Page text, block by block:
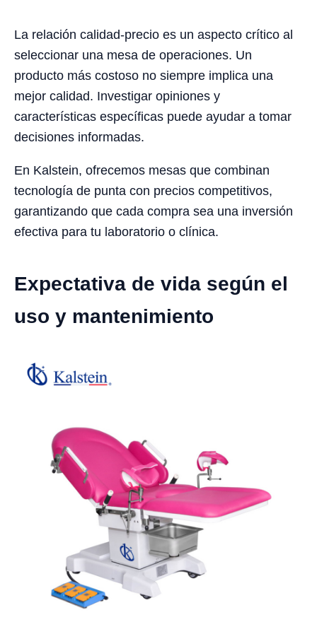
La relación calidad-precio es un aspecto crítico al
seleccionar una mesa de operaciones. Un
producto más costoso no siempre implica una
mejor calidad. Investigar opiniones y
características específicas puede ayudar a tomar
decisiones informadas.
En Kalstein, ofrecemos mesas que combinan
tecnología de punta con precios competitivos,
garantizando que cada compra sea una inversión
efectiva para tu laboratorio o clínica.
Expectativa de vida según el
uso y mantenimiento